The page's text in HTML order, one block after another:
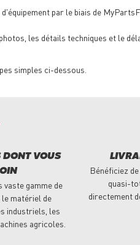
par le biais de
les détails techniques et le
simples ci-dessous.
DONT VOUS
vaste gamme de
matériel de
industriels, les
agricoles.
Bénéficiez
quasi-
directement